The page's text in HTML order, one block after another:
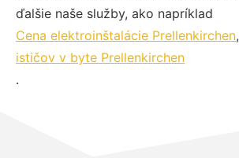
ďalšie naše služby, ako napríklad
Cena elektroinštalácie Prellenkirchen,
ističov v byte Prellenkirchen
.